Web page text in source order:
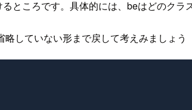
ところです。具体的には、beはどのクラ
していない形まで戻して考えみましょう